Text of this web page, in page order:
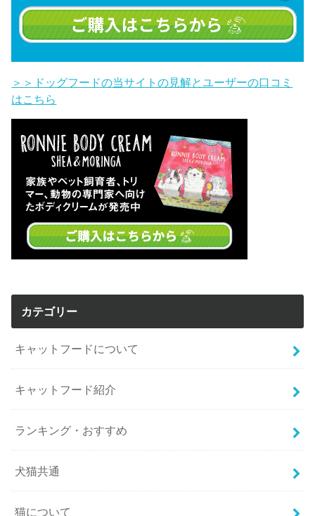
＞＞ドッグフードの当サイトの見解とユーザーの口コミ
はこちら
カテゴリー
キャットフードについて
キャットフード紹介
ランキング・おすすめ
犬猫共通
猫について